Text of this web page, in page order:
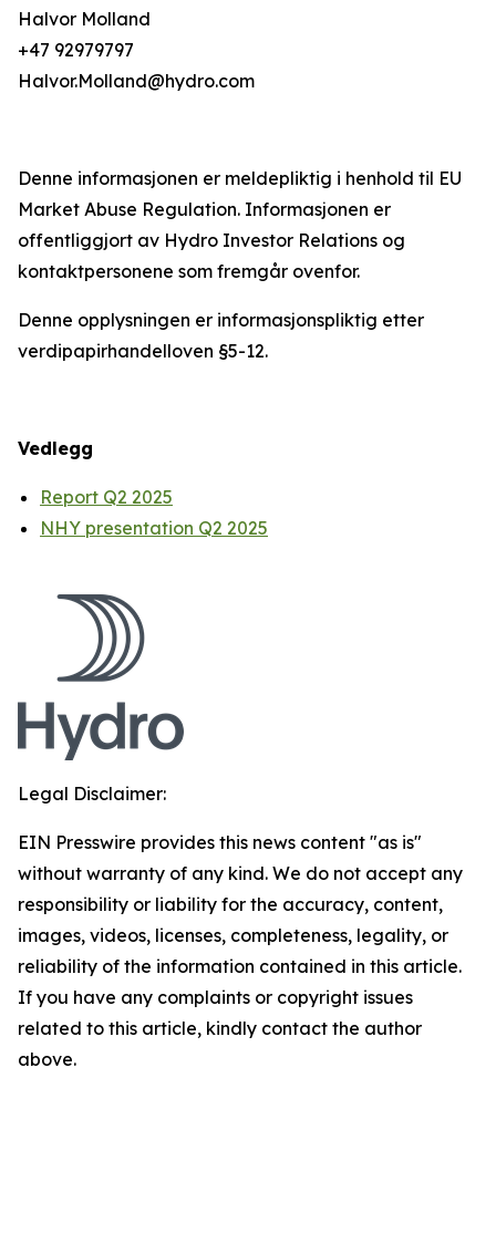
Halvor Molland
+47 92979797
Halvor.Molland@hydro.com
Denne informasjonen er meldepliktig i henhold til EU
Market Abuse Regulation. Informasjonen er
offentliggjort av Hydro Investor Relations og
kontaktpersonene som fremgår ovenfor.
Denne opplysningen er informasjonspliktig etter
verdipapirhandelloven §5-12.
Vedlegg
Report Q2 2025
NHY presentation Q2 2025
Legal Disclaimer:
EIN Presswire provides this news content "as is"
without warranty of any kind. We do not accept any
responsibility or liability for the accuracy, content,
images, videos, licenses, completeness, legality, or
reliability of the information contained in this article.
If you have any complaints or copyright issues
related to this article, kindly contact the author
above.